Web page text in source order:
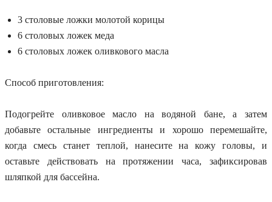
3 столовые ложки молотой корицы
6 столовых ложек меда
6 столовых ложек оливкового масла
Способ приготовления:
Подогрейте оливковое масло на водяной бане, а затем
добавьте остальные ингредиенты и хорошо перемешайте,
когда смесь станет теплой, нанесите на кожу головы, и
оставьте действовать на протяжении часа, зафиксировав
шляпкой для бассейна.